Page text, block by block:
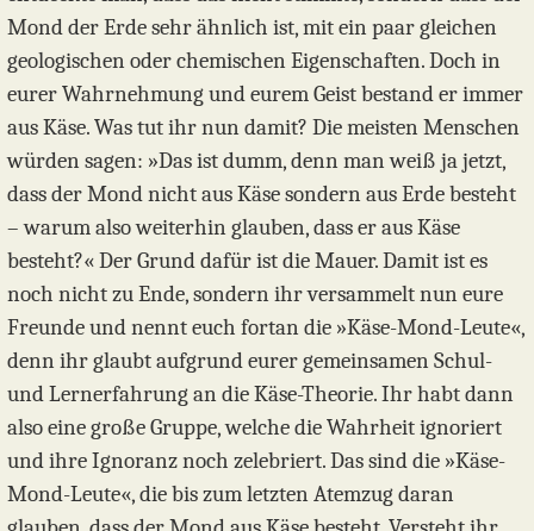
Mond der Erde sehr ähnlich ist, mit ein paar gleichen
geologischen oder chemischen Eigenschaften. Doch in
eurer Wahrnehmung und eurem Geist bestand er immer
aus Käse. Was tut ihr nun damit? Die meisten Menschen
würden sagen: »Das ist dumm, denn man weiß ja jetzt,
dass der Mond nicht aus Käse sondern aus Erde besteht
– warum also weiterhin glauben, dass er aus Käse
besteht?« Der Grund dafür ist die Mauer. Damit ist es
noch nicht zu Ende, sondern ihr versammelt nun eure
Freunde und nennt euch fortan die »Käse-Mond-Leute«,
denn ihr glaubt aufgrund eurer gemeinsamen Schul-
und Lernerfahrung an die Käse-Theorie. Ihr habt dann
also eine große Gruppe, welche die Wahrheit ignoriert
und ihre Ignoranz noch zelebriert. Das sind die »Käse-
Mond-Leute«, die bis zum letzten Atemzug daran